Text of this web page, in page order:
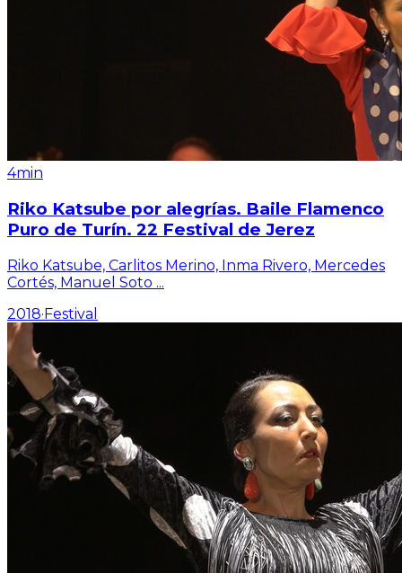
4min
Riko Katsube por alegrías. Baile Flamenco
Puro de Turín. 22 Festival de Jerez
Riko Katsube, Carlitos Merino, Inma Rivero, Mercedes
Cortés, Manuel Soto ...
2018·Festival